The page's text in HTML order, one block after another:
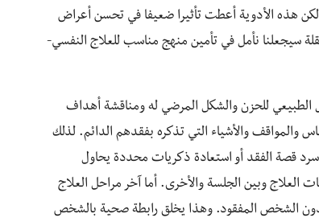
هذه الأدوية أعطت تأثيرا ضعيفا في تحسن أعراض
سيجعلنا نأمل في تأمين منهج مناسب للعلاج النفسي-
للحزن والشكل المرضي له ومناقشة أهداف
والمواقف والأشياء التي تذكره بفقدهم الدائم. لذلك
قصة الفقد أو استعادة ذكريات محددة يحاول
وبين الجلسة والأخرى. أما آخر مراحل العلاج
بدون الشخص المفقود. وهذا يخلق رابطة صحية بالشخص